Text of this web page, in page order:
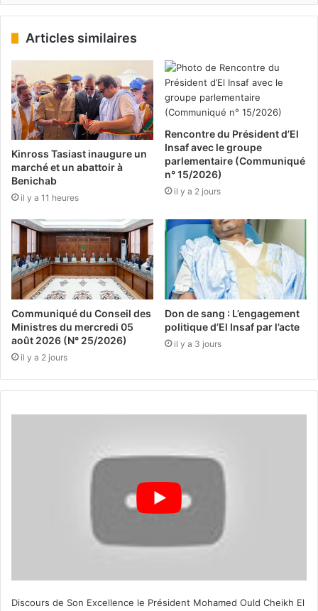
Articles similaires
Kinross Tasiast inaugure un
marché et un abattoir à
Benichab
il y a 11 heures
Rencontre du Président d’El
Insaf avec le groupe
parlementaire (Communiqué
n° 15/2026)
il y a 2 jours
Communiqué du Conseil des
Ministres du mercredi 05
août 2026 (N° 25/2026)
il y a 2 jours
Don de sang : L’engagement
politique d’El Insaf par l’acte
il y a 3 jours
Discours de Son Excellence le Président Mohamed Ould Cheikh El